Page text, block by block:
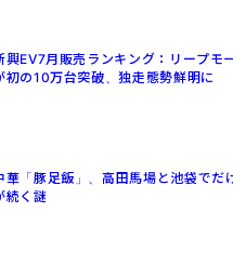
興EV7月販売ランキング：リープモ
初の10万台突破、独走態勢鮮明に
華「豚足飯」、高田馬場と池袋でだ
続く謎